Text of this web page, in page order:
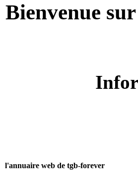
Bienvenue
l'annuaire web de tgb-forever